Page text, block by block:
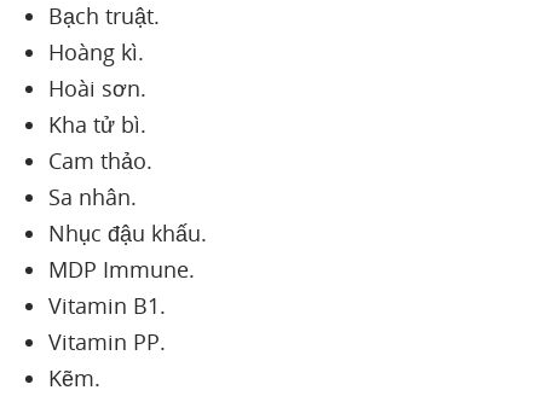
Bạch truật.
Hoàng kì.
Hoài sơn.
Kha tử bì.
Cam thảo.
Sa nhân.
Nhục đậu khấu.
MDP Immune.
Vitamin B1.
Vitamin PP.
Kẽm.